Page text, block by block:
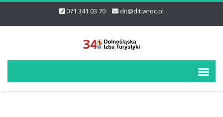
071 341 03 70 dit@dit.wroc.pl